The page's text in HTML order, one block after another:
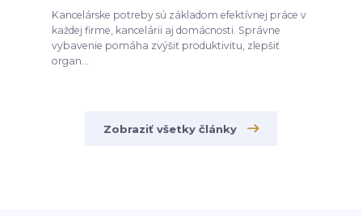
Kancelárske potreby sú základom efektívnej práce v
každej firme, kancelárii aj domácnosti. Správne
vybavenie pomáha zvýšiť produktivitu, zlepšiť
organ...
Zobraziť všetky články